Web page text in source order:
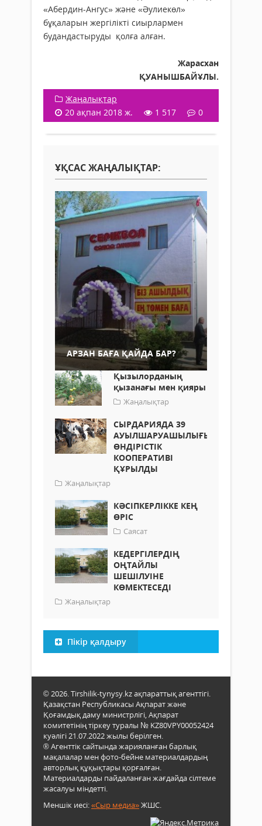
«Абердин-Ангус» және «Әулиекөл»
бұқаларын жергілікті сиырлармен
будандастыруды қолға алған.
Жарасхан
ҚУАНЫШБАЙҰЛЫ.
Жаңалықтар
20 ақпан 2018 ж.
1 517 0
ҰҚСАС ЖАҢАЛЫҚТАР:
АРЗАН БАҒА ҚАЙДА БАР?
Қызылорданың
қызанағы мен қияры
Жаңалықтар
СЫРДАРИЯДА 39
АУЫЛШАРУАШЫЛЫҒЫ
ӨНДІРІСТІК
КООПЕРАТИВІ
ҚҰРЫЛДЫ
Жаңалықтар
КӘСІПКЕРЛІККЕ КЕҢ
ӨРІС
Саясат
КЕДЕРГІЛЕРДІҢ
ОҢТАЙЛЫ
ШЕШІЛУІНЕ
КӨМЕКТЕСЕДІ
Жаңалықтар
Пікір қалдыру
© 2026. Tirshilik-tynysy.kz ақпараттық агенттігі.
Қазақстан Республикасы Ақпарат және
Қоғамдық даму министрлігі, Ақпарат
комитетінің тіркеу туралы № KZ80VPY00052424
куәлігі 21.07.2022 жылы берілген.
® Агенттік сайтында жарияланған барлық
мақалалар мен фото-бейне материалдардың
авторлық құқықтары қорғалған.
Материалдарды пайдаланған жағдайда сілтеме
жасалуы міндетті.
Меншік иесі:«Сыр медиа»ЖШС.